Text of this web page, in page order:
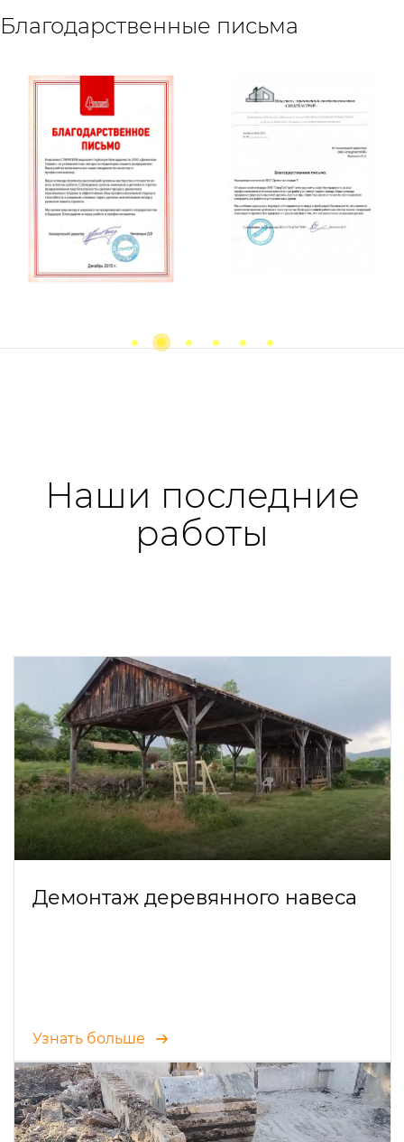
Благодарственные письма
Наши последние
работы
Демонтаж деревянного навеса
Узнать больше